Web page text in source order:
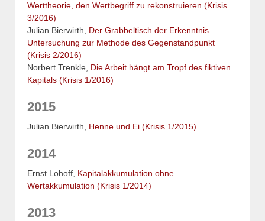
Werttheorie, den Wertbegriff zu rekonstruieren (Krisis
3/2016)
Julian Bierwirth, Der Grabbeltisch der Erkenntnis.
Untersuchung zur Methode des Gegenstandpunkt
(Krisis 2/2016)
Norbert Trenkle, Die Arbeit hängt am Tropf des fiktiven
Kapitals (Krisis 1/2016)
2015
Julian Bierwirth, Henne und Ei (Krisis 1/2015)
2014
Ernst Lohoff, Kapitalakkumulation ohne
Wertakkumulation (Krisis 1/2014)
2013